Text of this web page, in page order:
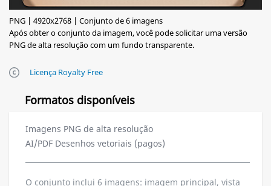
PNG | 4920x2768 | Conjunto de 6 imagens
Após obter o conjunto da imagem, você pode solicitar uma versão
PNG de alta resolução com um fundo transparente.
Licença Royalty Free
Formatos disponíveis
Imagens PNG de alta resolução
AI/PDF Desenhos vetoriais (pagos)
O conjunto inclui 6 imagens: imagem principal, vista